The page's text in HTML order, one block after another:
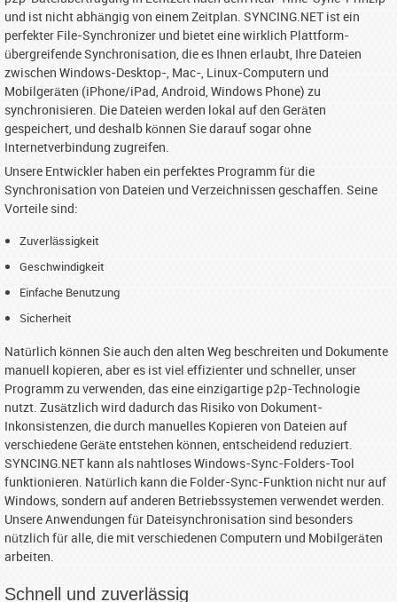
und ist nicht abhängig von einem Zeitplan. SYNCING.NET ist ein
perfekter File-Synchronizer und bietet eine wirklich Plattform-
übergreifende Synchronisation, die es Ihnen erlaubt, Ihre Dateien
zwischen Windows-Desktop-, Mac-, Linux-Computern und
Mobilgeräten (iPhone/iPad, Android, Windows Phone) zu
synchronisieren. Die Dateien werden lokal auf den Geräten
gespeichert, und deshalb können Sie darauf sogar ohne
Internetverbindung zugreifen.
Unsere Entwickler haben ein perfektes Programm für die
Synchronisation von Dateien und Verzeichnissen geschaffen. Seine
Vorteile sind:
Zuverlässigkeit
Geschwindigkeit
Einfache Benutzung
Sicherheit
Natürlich können Sie auch den alten Weg beschreiten und Dokumente
manuell kopieren, aber es ist viel effizienter und schneller, unser
Programm zu verwenden, das eine einzigartige p2p-Technologie
nutzt. Zusätzlich wird dadurch das Risiko von Dokument-
Inkonsistenzen, die durch manuelles Kopieren von Dateien auf
verschiedene Geräte entstehen können, entscheidend reduziert.
SYNCING.NET kann als nahtloses Windows-Sync-Folders-Tool
funktionieren. Natürlich kann die Folder-Sync-Funktion nicht nur auf
Windows, sondern auf anderen Betriebssystemen verwendet werden.
Unsere Anwendungen für Dateisynchronisation sind besonders
nützlich für alle, die mit verschiedenen Computern und Mobilgeräten
arbeiten.
Schnell und zuverlässig